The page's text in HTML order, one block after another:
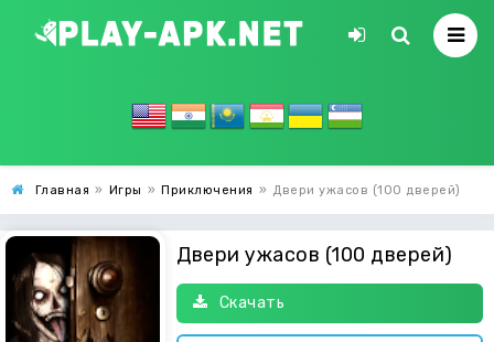
Главная » Игры » Приключения » Двери ужасов (100 дверей)
Двери ужасов (100 дверей)
Скачать